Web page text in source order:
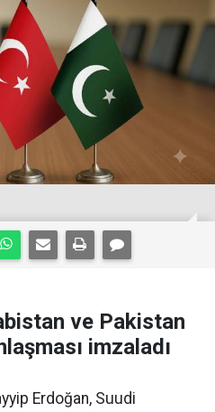
ve Pakistan
imzaladı
Erdoğan, Suudi